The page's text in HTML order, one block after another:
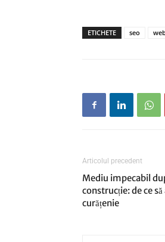
ETICHETE seo
Articolul precedent
Mediu impecabil
construcție: de ce
curățenie